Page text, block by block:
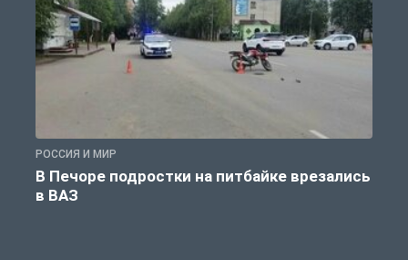
РОССИЯ И МИР
В Печоре подростки на питбайке врезались
в ВАЗ